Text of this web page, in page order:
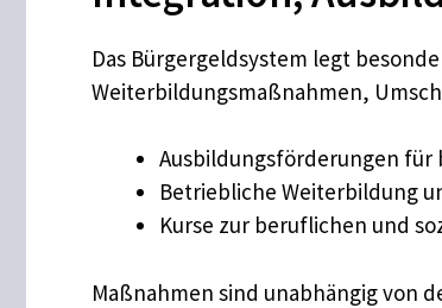
Das Bürgergeldsystem legt
Weiterbildungsmaßnahmen,
Ausbildungsförderungen für
Betriebliche Weiterbildung
Kurse zur beruflichen und
Maßnahmen sind unabhängig von